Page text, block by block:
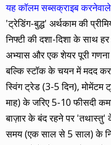
यह कॉलम सब्सक्राइब
'ट्रेडिंग-बुद्ध' अर्थकाम की
निफ्टी की दशा-दिशा के साथ
अभ्यास और एक शेयर पूरी
बल्कि स्टॉक के चयन में मदद
स्विंग ट्रेड (3-5 दिन), मोमेंटम
माह) के जरिए 5-10 फीसदी
बाज़ार के बंद रहने पर
समय (एक साल से 5 साल) के